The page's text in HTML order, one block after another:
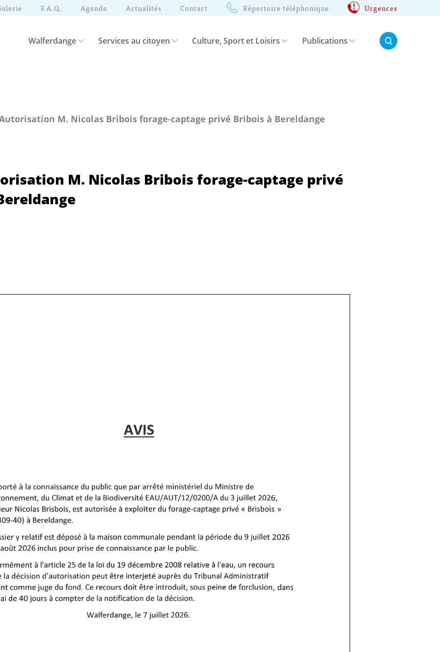
F.A.Q. Agenda Actualités Contact Répertoire téléphonique Urgences
Walferdange Services au citoyen Culture, Sport et Loisirs Publications Rechercher:
M. Nicolas Bribois forage-captage privé Bribois à Bereldange
M. Nicolas Bribois forage-captage privé